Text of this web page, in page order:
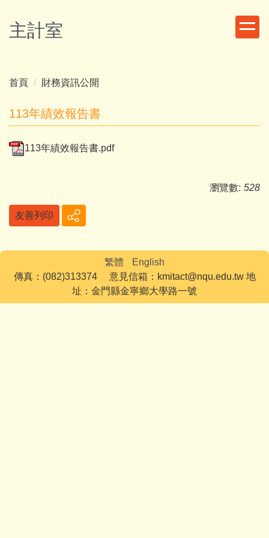
到
主
容
主計室
首頁 財務資訊公開
113年績效報告書
113年績效報告書.pdf
瀏覽數: 528
友善列印
繁體
English
傳真：(082)313374 意見信箱：kmitact@nqu.edu.tw 地
址：金門縣金寧鄉大學路一號